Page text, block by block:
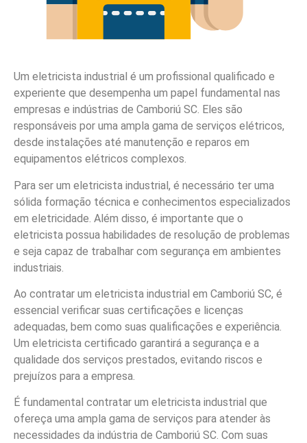
Um eletricista industrial é um profissional qualificado e
experiente que desempenha um papel fundamental nas
empresas e indústrias de Camboriú SC. Eles são
responsáveis por uma ampla gama de serviços elétricos,
desde instalações até manutenção e reparos em
equipamentos elétricos complexos.
Para ser um eletricista industrial, é necessário ter uma
sólida formação técnica e conhecimentos especializados
em eletricidade. Além disso, é importante que o
eletricista possua habilidades de resolução de problemas
e seja capaz de trabalhar com segurança em ambientes
industriais.
Ao contratar um eletricista industrial em Camboriú SC, é
essencial verificar suas certificações e licenças
adequadas, bem como suas qualificações e experiência.
Um eletricista certificado garantirá a segurança e a
qualidade dos serviços prestados, evitando riscos e
prejuízos para a empresa.
É fundamental contratar um eletricista industrial que
ofereça uma ampla gama de serviços para atender às
necessidades da indústria de Camboriú SC. Com suas